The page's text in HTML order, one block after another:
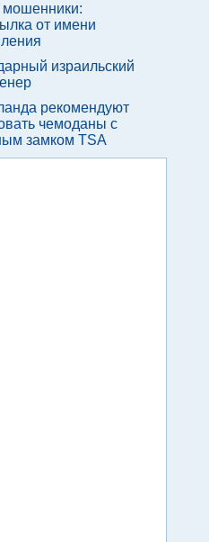
от имени
израильский
рекомендуют
чемоданы с
замком TSA